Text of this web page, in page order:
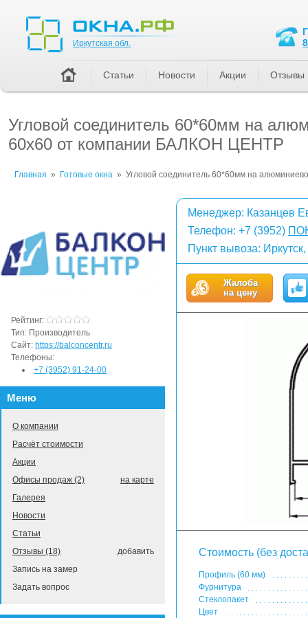
Угловой соединитель 60*60мм на
60x60 от компании БАЛКОН ЦЕНТР
Главная » Готовые окна » Угловой соединитель 60*60мм на
Менеджер: Казанцев
Телефон: +7 (3952)
Пункт вывоза:
Жалоба
на цену
Стоимость (без
Профиль (60 мм)
Фурнитура
Стеклопакет
Цвет
Рейтинг:
Тип: Производитель
Сайт: https://balconcentr.ru
Телефоны:
+7 (3952) 91-24-00
Меню
О компании
Расчёт стоимости
Акции
на карте
Офисы продаж (2)
Галерея
Новости
Статьи
добавить
Отзывы (18)
Запись на замер
Задать вопрос
Иркутская обл.
Статьи Новости Акции Отзывы